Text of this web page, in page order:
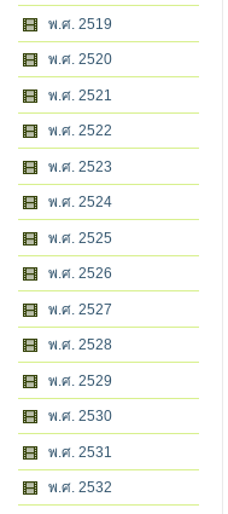
พ.ศ. 2519
พ.ศ. 2520
พ.ศ. 2521
พ.ศ. 2522
พ.ศ. 2523
พ.ศ. 2524
พ.ศ. 2525
พ.ศ. 2526
พ.ศ. 2527
พ.ศ. 2528
พ.ศ. 2529
พ.ศ. 2530
พ.ศ. 2531
พ.ศ. 2532